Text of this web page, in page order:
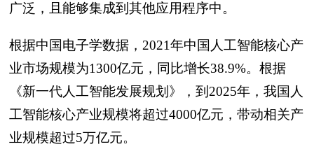
广泛，且能够集成到其他应用程序中。
根据中国电子学数据，2021年中国人工智能核心产
业市场规模为1300亿元，同比增长38.9%。根据
《新一代人工智能发展规划》，到2025年，我国人
工智能核心产业规模将超过4000亿元，带动相关产
业规模超过5万亿元。